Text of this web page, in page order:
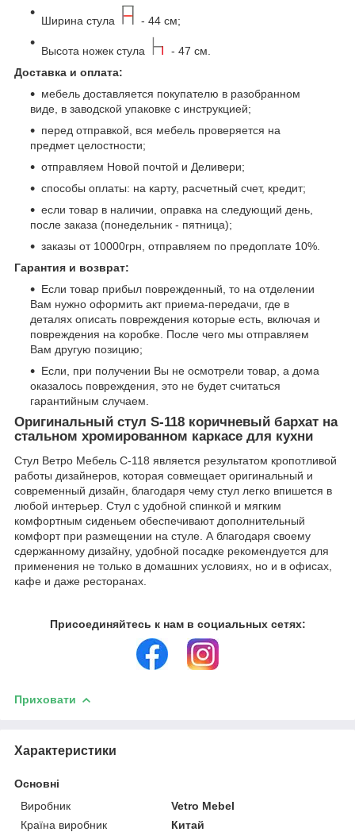
Ширина стула - 44 см;
Высота ножек стула
- 47 см.
Доставка и оплата:
мебель доставляется покупателю в разобранном
виде, в заводской упаковке с инструкцией;
перед отправкой, вся мебель проверяется на
предмет целостности;
отправляем Новой почтой и Деливери;
способы оплаты: на карту, расчетный счет, кредит;
если товар в наличии, оправка на следующий день,
после заказа (понедельник - пятница);
заказы от 10000грн, отправляем по предоплате 10%.
Гарантия и возврат:
Если товар прибыл поврежденный, то на отделении
Вам нужно оформить акт приема-передачи, где в
деталях описать повреждения которые есть, включая и
повреждения на коробке. После чего мы отправляем
Вам другую позицию;
Если, при получении Вы не осмотрели товар, а дома
оказалось повреждения, это не будет считаться
гарантийным случаем.
Оригинальный стул S-118 коричневый бархат на
стальном хромированном каркасе для кухни
Стул Ветро Мебель С-118 является результатом кропотливой
работы дизайнеров, которая совмещает оригинальный и
современный дизайн, благодаря чему стул легко впишется в
любой интерьер. Стул с удобной спинкой и мягким
комфортным сиденьем обеспечивают дополнительный
комфорт при размещении на стуле. А благодаря своему
сдержанному дизайну, удобной посадке рекомендуется для
применения не только в домашних условиях, но и в офисах,
кафе и даже ресторанах.
Присоединяйтесь к нам в социальных сетях:
Приховати
Характеристики
Основні
Виробник
Vetro Mebel
Країна виробник
Китай